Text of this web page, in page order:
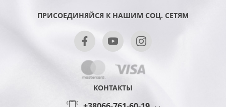
ПРИСОЕДИНЯЙСЯ К НАШИМ СОЦ. СЕТЯМ
КОНТАКТЫ